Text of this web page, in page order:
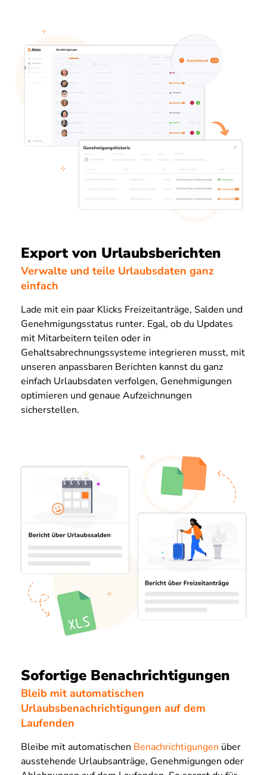
Export von Urlaubsberichten
Verwalte und teile Urlaubsdaten ganz
einfach
Lade mit ein paar Klicks Freizeitanträge, Salden und
Genehmigungsstatus runter. Egal, ob du Updates
mit Mitarbeitern teilen oder in
Gehaltsabrechnungssysteme integrieren musst, mit
unseren anpassbaren Berichten kannst du ganz
einfach Urlaubsdaten verfolgen, Genehmigungen
optimieren und genaue Aufzeichnungen
sicherstellen.
Sofortige Benachrichtigungen
Bleib mit automatischen
Urlaubsbenachrichtigungen auf dem
Laufenden
Bleibe mit automatischen Benachrichtigungen über
ausstehende Urlaubsanträge, Genehmigungen oder